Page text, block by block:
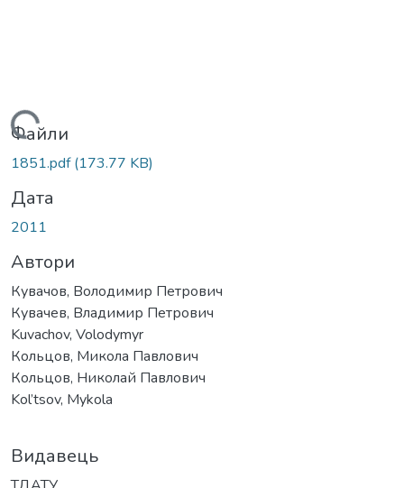
Вантажиться...
Файли
1851.pdf(173.77 KB)
Дата
2011
Автори
Кувачов, Володимир Петрович
Кувачев, Владимир Петрович
Kuvachov, Volodymyr
Кольцов, Микола Павлович
Кольцов, Николай Павлович
Kol’tsov, Mykola
Видавець